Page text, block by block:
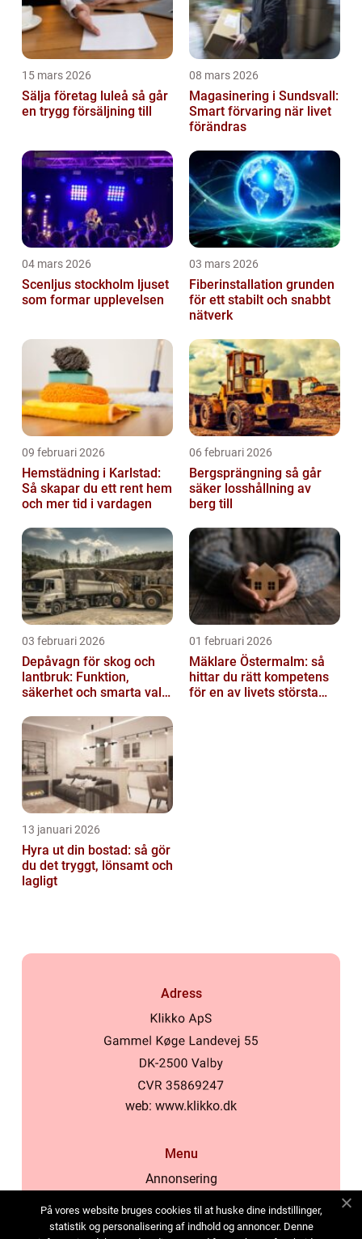
15 mars 2026
Sälja företag luleå så går
en trygg försäljning till
08 mars 2026
Magasinering i Sundsvall:
Smart förvaring när livet
förändras
04 mars 2026
Scenljus stockholm ljuset
som formar upplevelsen
03 mars 2026
Fiberinstallation grunden
för ett stabilt och snabbt
nätverk
09 februari 2026
Hemstädning i Karlstad:
Så skapar du ett rent hem
och mer tid i vardagen
06 februari 2026
Bergsprängning så går
säker losshållning av
berg till
03 februari 2026
Depåvagn för skog och
lantbruk: Funktion,
säkerhet och smarta val
01 februari 2026
Mäklare Östermalm: så
hittar du rätt kompetens
för en av livets största
13 januari 2026
Hyra ut din bostad: så gör
du det tryggt, lönsamt och
lagligt
Adress
web: www.klikko.dk
Menu
Annonsering
Cookies
På vores website bruges cookies til at huske dine indstillinger,
statistik og personalisering af indhold og annoncer. Denne